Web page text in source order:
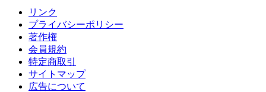
リンク
プライバシーポリシー
著作権
会員規約
特定商取引
サイトマップ
広告について